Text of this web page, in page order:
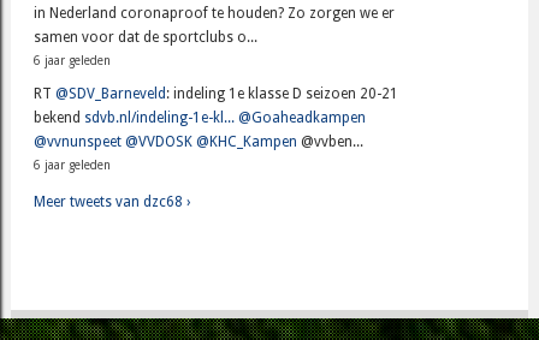
in Nederland coronaproof te houden? Zo zorgen we er
samen voor dat de sportclubs o...
6 jaar geleden
RT@SDV_Barneveld : indeling 1e klasse D seizoen 20-21
bekend sdvb.nl/indeling-1e-kl... @Goaheadkampen
@vvnunspeet @VVDOSK @KHC_Kampen @vvben...
6 jaar geleden
Meer tweets van dzc68 ›